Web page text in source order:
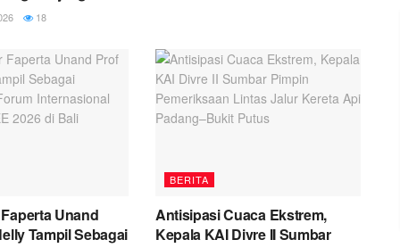
18
Unand
Tampil Sebagai
BERITA
Antisipasi Cuaca Ekstrem,
Kepala KAI Divre II Sumbar